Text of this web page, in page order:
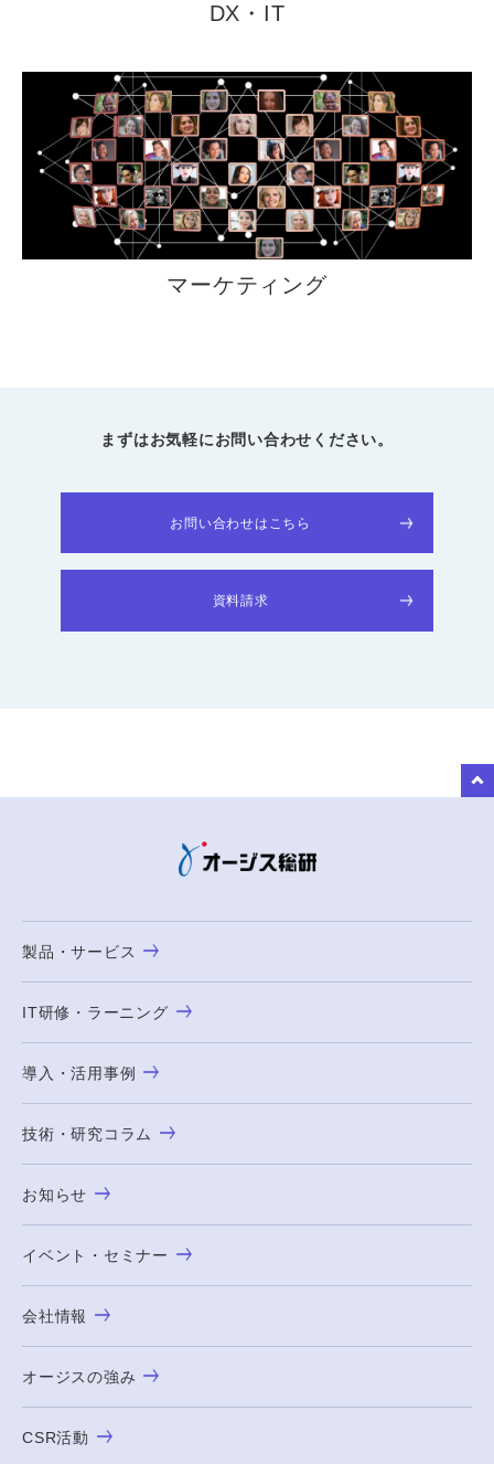
DX・IT
マーケティング
まずはお気軽にお問い合わせください。
お問い合わせはこちら
資料請求
製品・サービス
IT研修・ラーニング
導入・活用事例
技術・研究コラム
お知らせ
イベント・セミナー
会社情報
オージスの強み
CSR活動